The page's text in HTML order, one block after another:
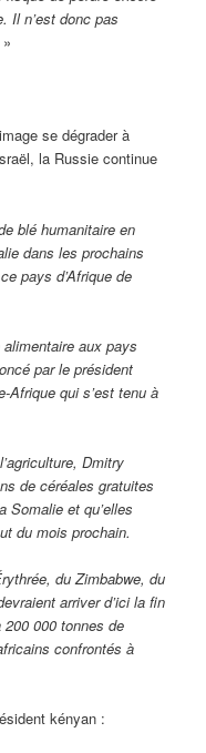
Il n’est donc pas
»
se dégrader à
la Russie continue
blé humanitaire en
dans les prochains
pays d’Afrique de
aux pays
par le président
Afrique qui s’est tenu à
Dmitry
de céréales gratuites
Somalie et qu’elles
du mois prochain.
du Zimbabwe, du
arriver d’ici la fin
200 000 tonnes de
confrontés à
kényan :